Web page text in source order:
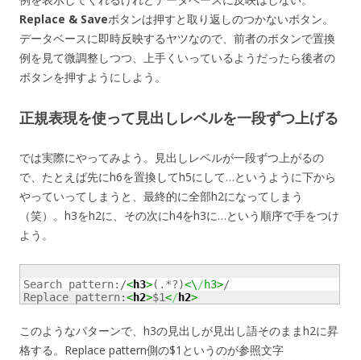
Replace & Saveボタンは押すと取り返しのつかないボタン。
データベースに即時反映するヤツなので、前者のボタンで置換
例を見て微調整しつつ、上手くいっているようだったら後者の
ボタンを押すようにしよう。
正規表現を使って見出しレベルを一段ずつ上げる
では実際にやってみよう。見出しレベルが一段ずつ上がるの
で、たとえば先にh6を置換してh5にして…というように下から
やっていってしまうと、最終的に全部h2になってしまう
（笑）。h3をh2に、その次にh4をh3に…という順序で手をつけ
よう。
Search pattern:/<h3>(.*?)<\ /h3>/
Replace pattern:<h2>$1</ h2>
このようなパターンで、h3の見出しが見出し語そのままh2に昇
格する。Replace pattern側の$1というのが参照文字